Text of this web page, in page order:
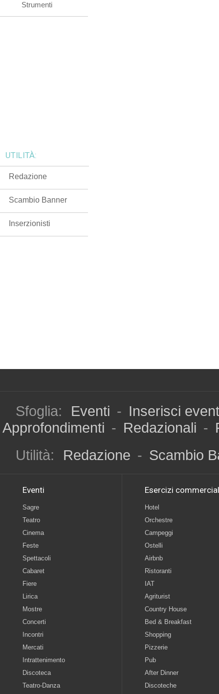
Strumenti
UTILITÀ:
Redazione
Scambio Banner
Inserzionisti
Sfoglia: Eventi - Inserisci
Approfondimenti - Redazionali -
Utilità:
Redazione - Scambio
Eventi
Sagre
Teatro
Cinema
Feste
Spettacoli
Cabaret
Fiere
Lirica
Mostre
Concerti
Incontri
Mercati
Intrattenimento
Discoteca
Teatro-Danza
Esercizi
Hotel
Orchestre
Campeggi
Ostelli
Airbnb
Ristoranti
IAT
Agriturist
Country House
Bed & Breakfast
Shopping
Pizzerie
Pub
After Dinner
Discoteche